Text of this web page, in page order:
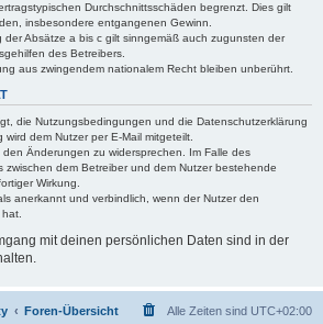
Durchschnittsschäden begrenzt. Dies gilt
insbesondere entgangenen Gewinn.
der Absätze a bis c gilt sinngemäß auch zugunsten der
des Betreibers.
aus zwingendem nationalem Recht bleiben unberührt.
die Nutzungsbedingungen und die Datenschutzerklärung
dem Nutzer per E-Mail mitgeteilt.
Änderungen zu widersprechen. Im Falle des
zwischen dem Betreiber und dem Nutzer bestehende
Wirkung.
anerkannt und verbindlich, wenn der Nutzer den
mit deinen persönlichen Daten sind in der
Foren-Übersicht Alle Zeiten sind UTC+02:00